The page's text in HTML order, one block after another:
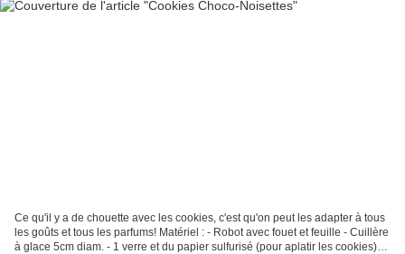
Ce qu'il y a de chouette avec les cookies, c'est qu'on peut les adapter à tous
les goûts et tous les parfums! Matériel : - Robot avec fouet et feuille - Cuillère
à glace 5cm diam. - 1 verre et du papier sulfurisé (pour aplatir les cookies)